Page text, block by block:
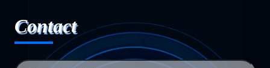
Contact